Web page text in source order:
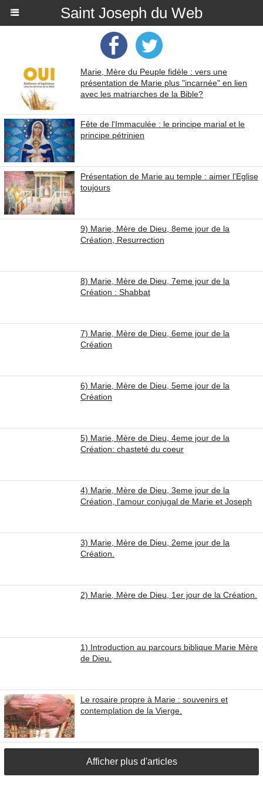
Saint Joseph du Web
Marie, Mère du Peuple fidèle : vers une
présentation de Marie plus "incarnée" en lien
avec les matriarches de la Bible?
Fête de l'Immaculée : le principe marial et le
principe pétrinien
Présentation de Marie au temple : aimer l'Eglise
toujours
9) Marie, Mère de Dieu, 8eme jour de la
Création, Resurrection
8) Marie, Mère de Dieu, 7eme jour de la
Création : Shabbat
7) Marie, Mère de Dieu, 6eme jour de la
Création
6) Marie, Mère de Dieu, 5eme jour de la
Création
5) Marie, Mère de Dieu, 4eme jour de la
Création: chasteté du coeur
4) Marie, Mère de Dieu, 3eme jour de la
Création, l'amour conjugal de Marie et Joseph
3) Marie, Mère de Dieu, 2eme jour de la
Création.
2) Marie, Mère de Dieu, 1er jour de la Création.
1) Introduction au parcours biblique Marie Mère
de Dieu.
Le rosaire propre à Marie : souvenirs et
contemplation de la Vierge.
Afficher plus d'articles